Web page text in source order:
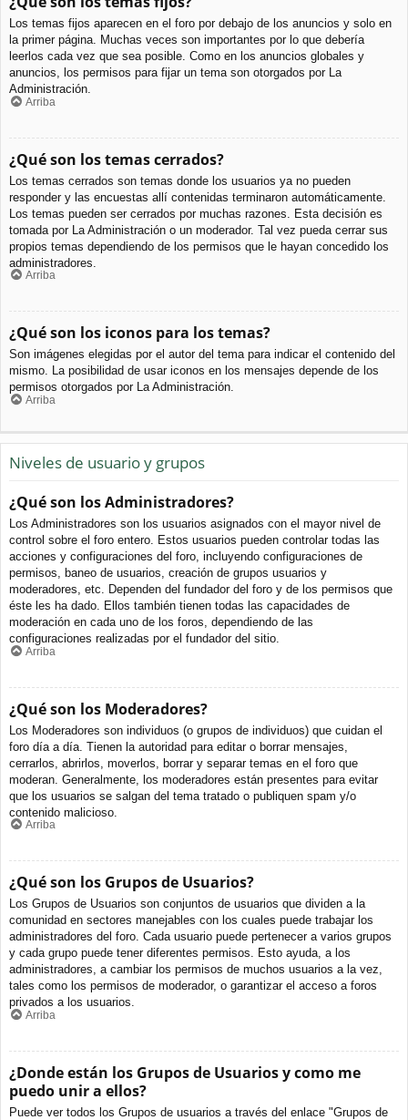
Los temas fijos aparecen en el foro por debajo de los anuncios y solo en
la primer página. Muchas veces son importantes por lo que debería
leerlos cada vez que sea posible. Como en los anuncios globales y
anuncios, los permisos para fijar un tema son otorgados por La
Administración.
Arriba
¿Qué son los temas cerrados?
Los temas cerrados son temas donde los usuarios ya no pueden
responder y las encuestas allí contenidas terminaron automáticamente.
Los temas pueden ser cerrados por muchas razones. Esta decisión es
tomada por La Administración o un moderador. Tal vez pueda cerrar sus
propios temas dependiendo de los permisos que le hayan concedido los
administradores.
Arriba
¿Qué son los iconos para los temas?
Son imágenes elegidas por el autor del tema para indicar el contenido del
mismo. La posibilidad de usar iconos en los mensajes depende de los
permisos otorgados por La Administración.
Arriba
Niveles de usuario y grupos
¿Qué son los Administradores?
Los Administradores son los usuarios asignados con el mayor nivel de
control sobre el foro entero. Estos usuarios pueden controlar todas las
acciones y configuraciones del foro, incluyendo configuraciones de
permisos, baneo de usuarios, creación de grupos usuarios y
moderadores, etc. Dependen del fundador del foro y de los permisos que
éste les ha dado. Ellos también tienen todas las capacidades de
moderación en cada uno de los foros, dependiendo de las
configuraciones realizadas por el fundador del sitio.
Arriba
¿Qué son los Moderadores?
Los Moderadores son individuos (o grupos de individuos) que cuidan el
foro día a día. Tienen la autoridad para editar o borrar mensajes,
cerrarlos, abrirlos, moverlos, borrar y separar temas en el foro que
moderan. Generalmente, los moderadores están presentes para evitar
que los usuarios se salgan del tema tratado o publiquen spam y/o
contenido malicioso.
Arriba
¿Qué son los Grupos de Usuarios?
Los Grupos de Usuarios son conjuntos de usuarios que dividen a la
comunidad en sectores manejables con los cuales puede trabajar los
administradores del foro. Cada usuario puede pertenecer a varios grupos
y cada grupo puede tener diferentes permisos. Esto ayuda, a los
administradores, a cambiar los permisos de muchos usuarios a la vez,
tales como los permisos de moderador, o garantizar el acceso a foros
privados a los usuarios.
Arriba
¿Donde están los Grupos de Usuarios y como me
puedo unir a ellos?
Puede ver todos los Grupos de usuarios a través del enlace "Grupos de